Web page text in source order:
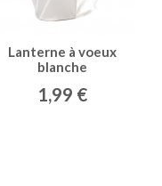
Lanterne à voeux
blanche
1,99 €